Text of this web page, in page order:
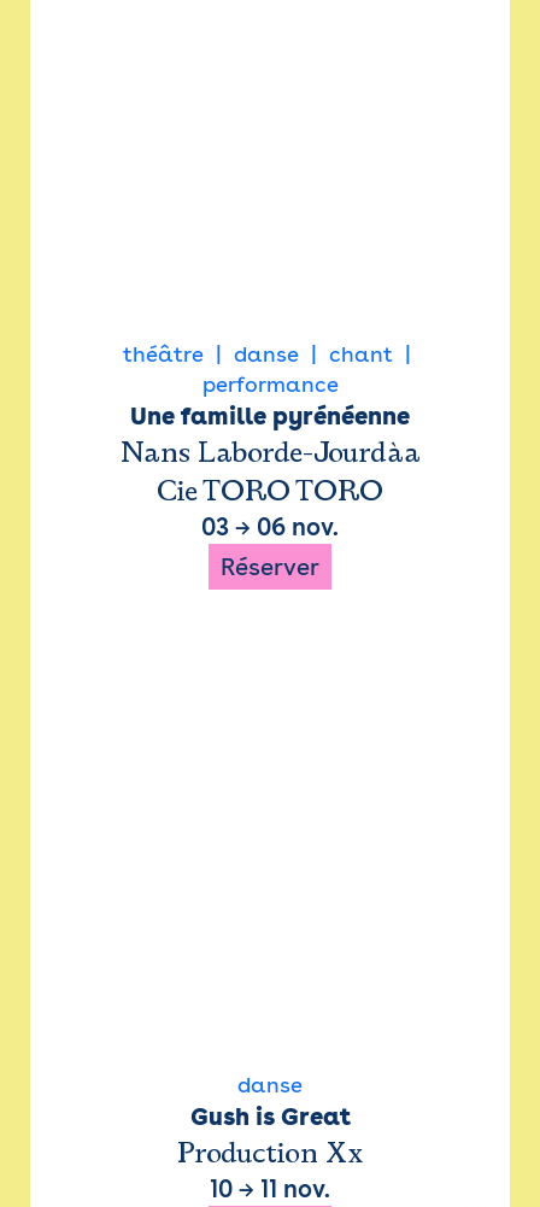
théâtre danse
chant
performance
Une famille pyrénéenne
Nans Laborde-Jourdàa
Cie TORO TORO
03 → 06 nov.
Réserver
danse
Gush is Great
Production Xx
10 → 11 nov.